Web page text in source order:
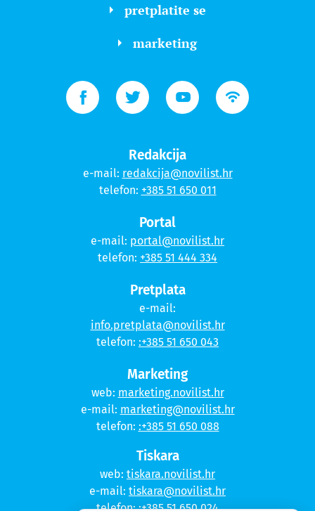
pretplatite se
marketing
Redakcija
e-mail: redakcija@novilist.hr
telefon: +385 51 650 011
Portal
e-mail: portal@novilist.hr
telefon: +385 51 444 334
Pretplata
e-mail:
info.pretplata@novilist.hr
telefon: :+385 51 650 043
Marketing
web: marketing.novilist.hr
e-mail: marketing@novilist.hr
telefon: :+385 51 650 088
Tiskara
web: tiskara.novilist.hr
e-mail: tiskara@novilist.hr
telefon::+385 51 650 024